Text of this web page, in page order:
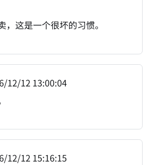
，这是一个很坏的习惯。
12/12 13:00:04
12/12 15:16:15